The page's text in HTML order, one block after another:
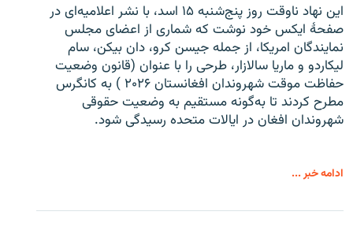
این نهاد ناوقت روز پنج‌شنبه ۱۵ اسد، با نشر اعلامیه‌ای در
صفحۀ ایکس خود نوشت که شماری از اعضای مجلس
نمایندگان امریکا، از جمله جیسن کرو، دان بیکن، سام
لیکاردو و ماریا سالازار، طرحی را با عنوان (قانون وضعیت
حفاظت موقت شهروندان افغانستان ۲۰۲۶ ) به کانگرس
مطرح کردند تا به‌گونه مستقیم به وضعیت حقوقی
شهروندان افغان در ایالات متحده رسیدگی شود.
ادامه خبر ...